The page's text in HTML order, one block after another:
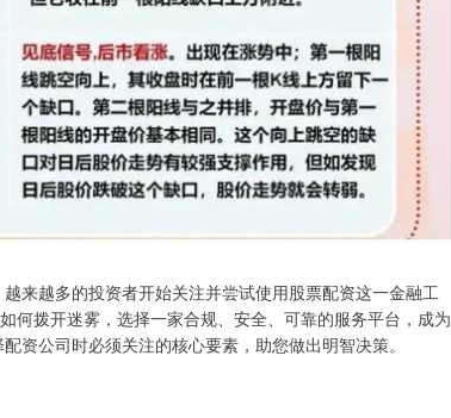
来越多的投资者开始关注并尝试使用股票配资这一金融工
何拨开迷雾，选择一家合规、安全、可靠的服务平台，成为
资公司时必须关注的核心要素，助您做出明智决策。